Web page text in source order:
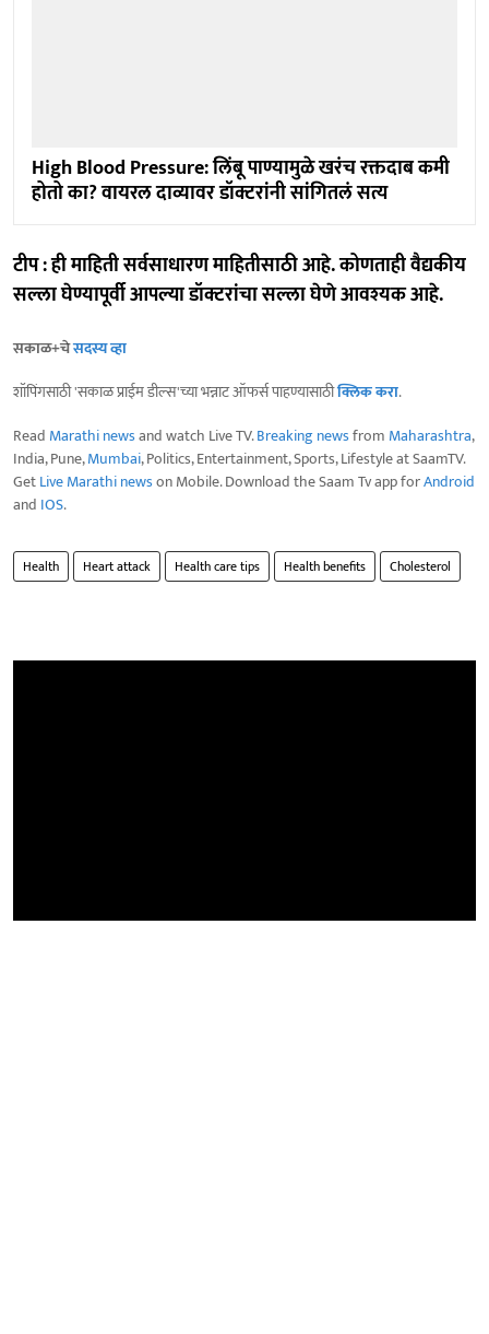
High Blood Pressure: लिंबू पाण्यामुळे खरंच रक्तदाब कमी
होतो का? वायरल दाव्यावर डॉक्टरांनी सांगितलं सत्य
टीप : ही माहिती सर्वसाधारण माहितीसाठी आहे. कोणताही वैद्यकीय
सल्ला घेण्यापूर्वी आपल्या डॉक्टरांचा सल्ला घेणे आवश्यक आहे.
सकाळ+चेसदस्य व्हा
शॉपिंगसाठी 'सकाळ प्राईम डील्स'च्या भन्नाट ऑफर्स पाहण्यासाठीक्लिक करा.
Read Marathi newsand watch Live TV.Breaking newsfrom Maharashtra,
India, Pune,Mumbai, Politics, Entertainment, Sports, Lifestyle at SaamTV.
GetLive Marathi newson Mobile. Download the Saam Tv app forAndroid
and IOS.
Health Heart attack Health care tips Health benefits Cholesterol